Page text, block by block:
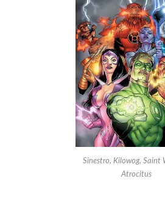
Sinestro, Kilowog, Saint
Atrocitus